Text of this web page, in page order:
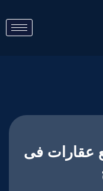
عقارات فى